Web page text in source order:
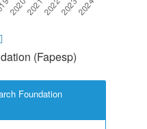
(Fapesp)
Foundation